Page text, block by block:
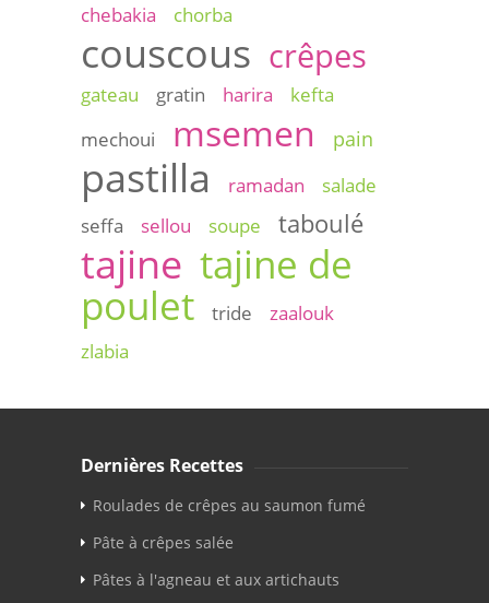
chebakia
chorba
couscous crêpes
gateau gratin harira
kefta
mechoui
msemen pain
pastilla ramadan
salade
seffa
sellou soupe taboulé
tajine tajine de
poulet
tride
zaalouk
zlabia
Dernières Recettes
Roulades de crêpes au saumon fumé
Pâte à crêpes salée
Pâtes à l'agneau et aux artichauts